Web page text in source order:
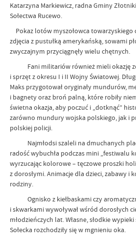
Katarzyna Markiewicz, radna Gminy
Sołectwa Rucewo.
Pokaz lotów myszołowca towarzyskiego
zdjęcia z pustułką amerykańską, sowami
zwyczajnym przyciągnęły wielu chętnych.
Fani militariów również mieli okazję
i sprzęt z okresu I i II Wojny Światowej.
Maks przygotował oryginały mundurów,
i bagnety oraz broń palną, które robiły
świetna okazja, aby poczuć i „dotknąć”
zarówno mundury wojska polskiego, jak i
polskiej policji.
Najmłodsi szaleli na dmuchanych
radość wybuchła podczas mini „festiwalu
wyrzucając kolorowe – tęczowe proszki
z dorosłymi. Animacje dla dzieci, zabawy i
rodziny.
Ognisko z kiełbaskami czy
i skwarkami wywoływał wśród dorosłych
młodzieńczych lat. Własne, słodkie
Sołecka rozchodziły się w mgnieniu oka.